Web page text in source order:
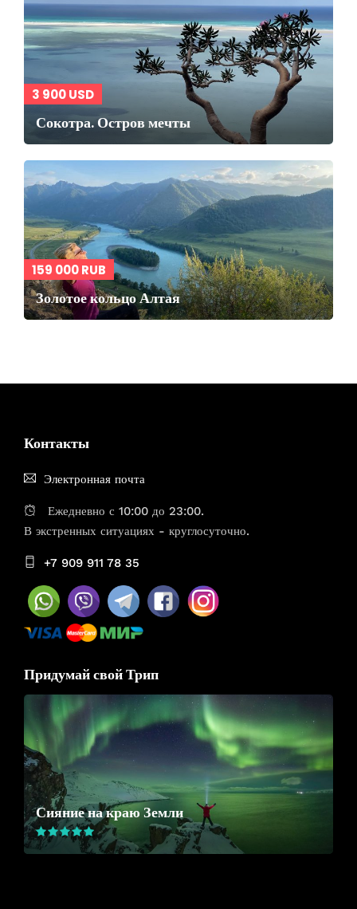
3 900 USD
Сокотра. Остров мечты
159 000 RUB
Золотое кольцо Алтая
Контакты
Электронная почта
Ежедневно с 10:00 до 23:00.
В экстренных ситуациях - круглосуточно.
+7 909 911 78 35
Придумай свой Трип
Сияние на краю Земли